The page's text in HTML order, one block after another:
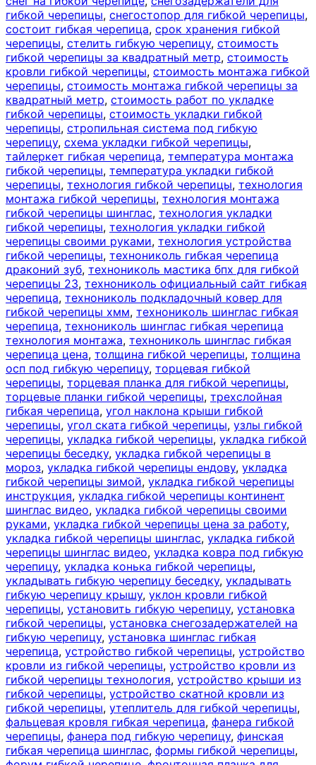
гибкой черепицы, снегостопор для гибкой черепицы,
состоит гибкая черепица, срок хранения гибкой
черепицы, стелить гибкую черепицу, стоимость
гибкой черепицы за квадратный метр, стоимость
кровли гибкой черепицы, стоимость монтажа гибкой
черепицы, стоимость монтажа гибкой черепицы за
квадратный метр, стоимость работ по укладке
гибкой черепицы, стоимость укладки гибкой
черепицы, стропильная система под гибкую
черепицу, схема укладки гибкой черепицы,
тайлеркет гибкая черепица, температура монтажа
гибкой черепицы, температура укладки гибкой
черепицы, технология гибкой черепицы, технология
монтажа гибкой черепицы, технология монтажа
гибкой черепицы шинглас, технология укладки
гибкой черепицы, технология укладки гибкой
черепицы своими руками, технология устройства
гибкой черепицы, технониколь гибкая черепица
драконий зуб, технониколь мастика бпх для гибкой
черепицы 23, технониколь официальный сайт гибкая
черепица, технониколь подкладочный ковер для
гибкой черепицы хмм, технониколь шинглас гибкая
черепица, технониколь шинглас гибкая черепица
технология монтажа, технониколь шинглас гибкая
черепица цена, толщина гибкой черепицы, толщина
осп под гибкую черепицу, торцевая гибкой
черепицы, торцевая планка для гибкой черепицы,
торцевые планки гибкой черепицы, трехслойная
гибкая черепица, угол наклона крыши гибкой
черепицы, угол ската гибкой черепицы, узлы гибкой
черепицы, укладка гибкой черепицы, укладка гибкой
черепицы беседку, укладка гибкой черепицы в
мороз, укладка гибкой черепицы ендову, укладка
гибкой черепицы зимой, укладка гибкой черепицы
инструкция, укладка гибкой черепицы континент
шинглас видео, укладка гибкой черепицы своими
руками, укладка гибкой черепицы цена за работу,
укладка гибкой черепицы шинглас, укладка гибкой
черепицы шинглас видео, укладка ковра под гибкую
черепицу, укладка конька гибкой черепицы,
укладывать гибкую черепицу беседку, укладывать
гибкую черепицу крышу, уклон кровли гибкой
черепицы, установить гибкую черепицу, установка
гибкой черепицы, установка снегозадержателей на
гибкую черепицу, установка шинглас гибкая
черепица, устройство гибкой черепицы, устройство
кровли из гибкой черепицы, устройство кровли из
гибкой черепицы технология, устройство крыши из
гибкой черепицы, устройство скатной кровли из
гибкой черепицы, утеплитель для гибкой черепицы,
фальцевая кровля гибкая черепица, фанера гибкой
черепицы, фанера под гибкую черепицу, финская
гибкая черепица шинглас, формы гибкой черепицы,